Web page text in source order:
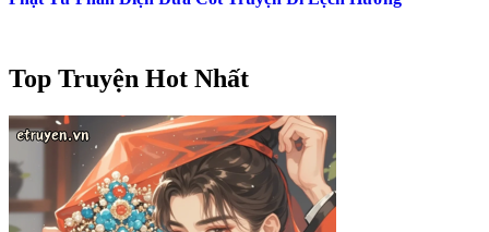
Top Truyện Hot Nhất